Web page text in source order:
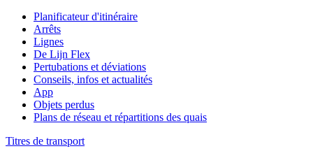
Planificateur d'itinéraire
Arrêts
Lignes
De Lijn Flex
Pertubations et déviations
Conseils, infos et actualités
App
Objets perdus
Plans de réseau et répartitions des quais
Titres de transport